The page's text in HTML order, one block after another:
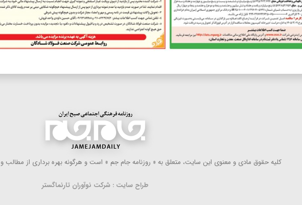
كلیه حقوق مادی و معنوی این سایت، متعلق به « روزنامه جام جم » است و هرگونه بهره ‌برداری از مطالب و
طراح سایت : شرکت نوآوران تارنماگستر